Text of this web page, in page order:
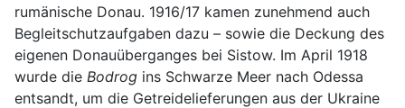
rumänische Donau. 1916/17 kamen zunehmend auch
Begleitschutzaufgaben dazu – sowie die Deckung des
eigenen Donauüberganges bei Sistow. Im April 1918
wurde die Bodrog ins Schwarze Meer nach Odessa
entsandt, um die Getreidelieferungen aus der Ukraine